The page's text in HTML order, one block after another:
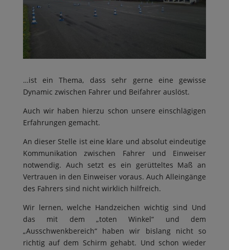
…ist ein Thema, dass sehr gerne eine gewisse
Dynamic zwischen Fahrer und Beifahrer auslöst.
Auch wir haben hierzu schon unsere einschlägigen
Erfahrungen gemacht.
An dieser Stelle ist eine klare und absolut eindeutige
Kommunikation zwischen Fahrer und Einweiser
notwendig. Auch setzt es ein gerütteltes Maß an
Vertrauen in den Einweiser voraus. Auch Alleingänge
des Fahrers sind nicht wirklich hilfreich.
Wir lernen, welche Handzeichen wichtig sind Und
das mit dem „toten Winkel“ und dem
„Ausschwenkbereich“ haben wir bislang nicht so
richtig auf dem Schirm gehabt. Und schon wieder